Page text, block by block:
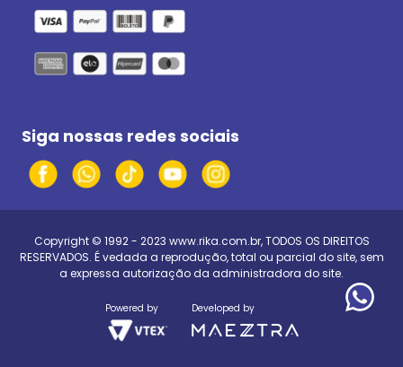
Siga nossas redes sociais
Copyright © 1992 - 2023 www.rika.com.br, TODOS OS DIREITOS
RESERVADOS. É vedada a reprodução, total ou parcial do site, sem
a expressa autorização da administradora do site.
Powered by Developed by